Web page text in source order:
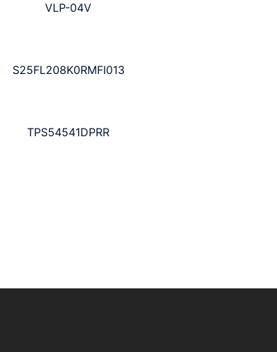
VLP-04V
S25FL208K0RMFI013
TPS54541DPRR